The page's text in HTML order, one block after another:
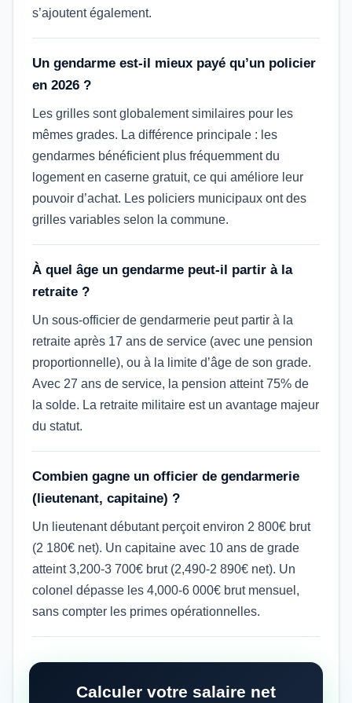
s’ajoutent également.
Un gendarme est-il mieux payé qu’un policier
en 2026 ?
Les grilles sont globalement similaires pour les
mêmes grades. La différence principale : les
gendarmes bénéficient plus fréquemment du
logement en caserne gratuit, ce qui améliore leur
pouvoir d’achat. Les policiers municipaux ont des
grilles variables selon la commune.
À quel âge un gendarme peut-il partir à la
retraite ?
Un sous-officier de gendarmerie peut partir à la
retraite après 17 ans de service (avec une pension
proportionnelle), ou à la limite d’âge de son grade.
Avec 27 ans de service, la pension atteint 75% de
la solde. La retraite militaire est un avantage majeur
du statut.
Combien gagne un officier de gendarmerie
(lieutenant, capitaine) ?
Un lieutenant débutant perçoit environ 2 800€ brut
(2 180€ net). Un capitaine avec 10 ans de grade
atteint 3,200-3 700€ brut (2,490-2 890€ net). Un
colonel dépasse les 4,000-6 000€ brut mensuel,
sans compter les primes opérationnelles.
Calculer votre salaire net